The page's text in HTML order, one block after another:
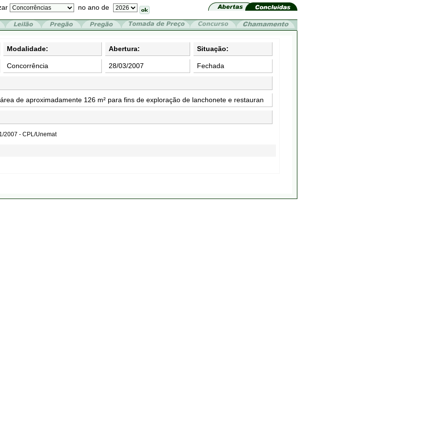
no ano de
Modalidade: Abertura: Situação:
Concorrência 28/03/2007 Fechada
de aproximadamente 126 m² para fins de exploração de lanchonete e restauran
2007 - CPL/Unemat